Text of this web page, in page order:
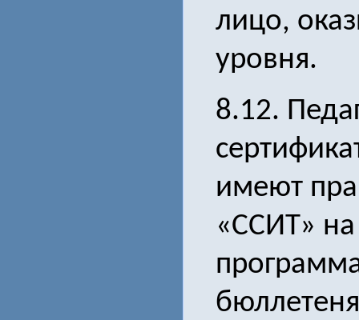
лицо,
уровня.
8.12.
имеют
«ССИТ»